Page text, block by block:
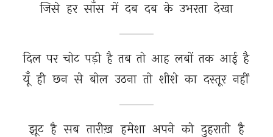
जिसे हर साँस में दब दब के उभरता देखा
दिल पर चोट पड़ी है तब तो आह लबों तक आई है
यूँ ही छन से बोल उठना तो शीशे का दस्तूर नहीं
झूट है सब तारीख़ हमेशा अपने को दुहराती है